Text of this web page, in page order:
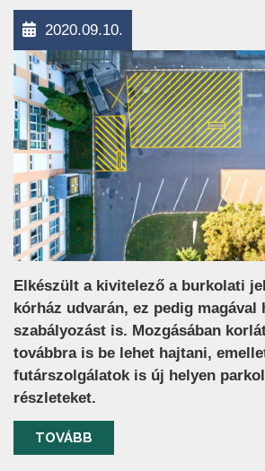
2020.09.10.
Elkészült a kivitelező a burkolati
kórház udvarán, ez pedig magával
szabályozást is. Mozgásában
továbbra is be lehet hajtani,
futárszolgálatok is új helyen
részleteket.
TOVÁBB